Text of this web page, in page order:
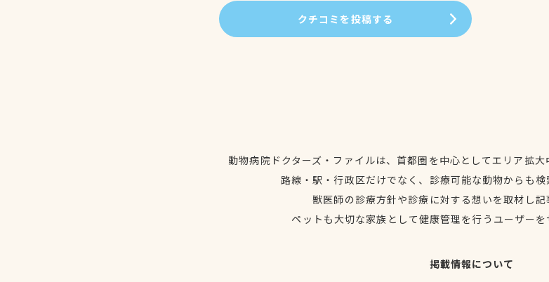
クチコミを投稿する
動物病院ドクターズ・ファイルは、首都圏を中心としてエリア拡大
路線・駅・行政区だけでなく、診療可能な動物からも検
獣医師の診療方針や診療に対する想いを取材し記
ペットも大切な家族として健康管理を行うユーザーを
掲載情報について